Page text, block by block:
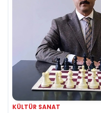
KÜLTÜR SANAT